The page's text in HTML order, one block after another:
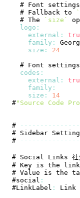
  #
Font settings
  #
Fallback to `
  #
The ` size `
logo :
external :
family :
size :
24
  #
Font settings
codes :
external :
family :
size :
14
#"Source Code
# -- -- -- -- -- -- --
# Sidebar
#
-- -- -- -- -- -- --
# Social Links
# Key is the link
# Value is the
#social :
#LinkLabel :
Link